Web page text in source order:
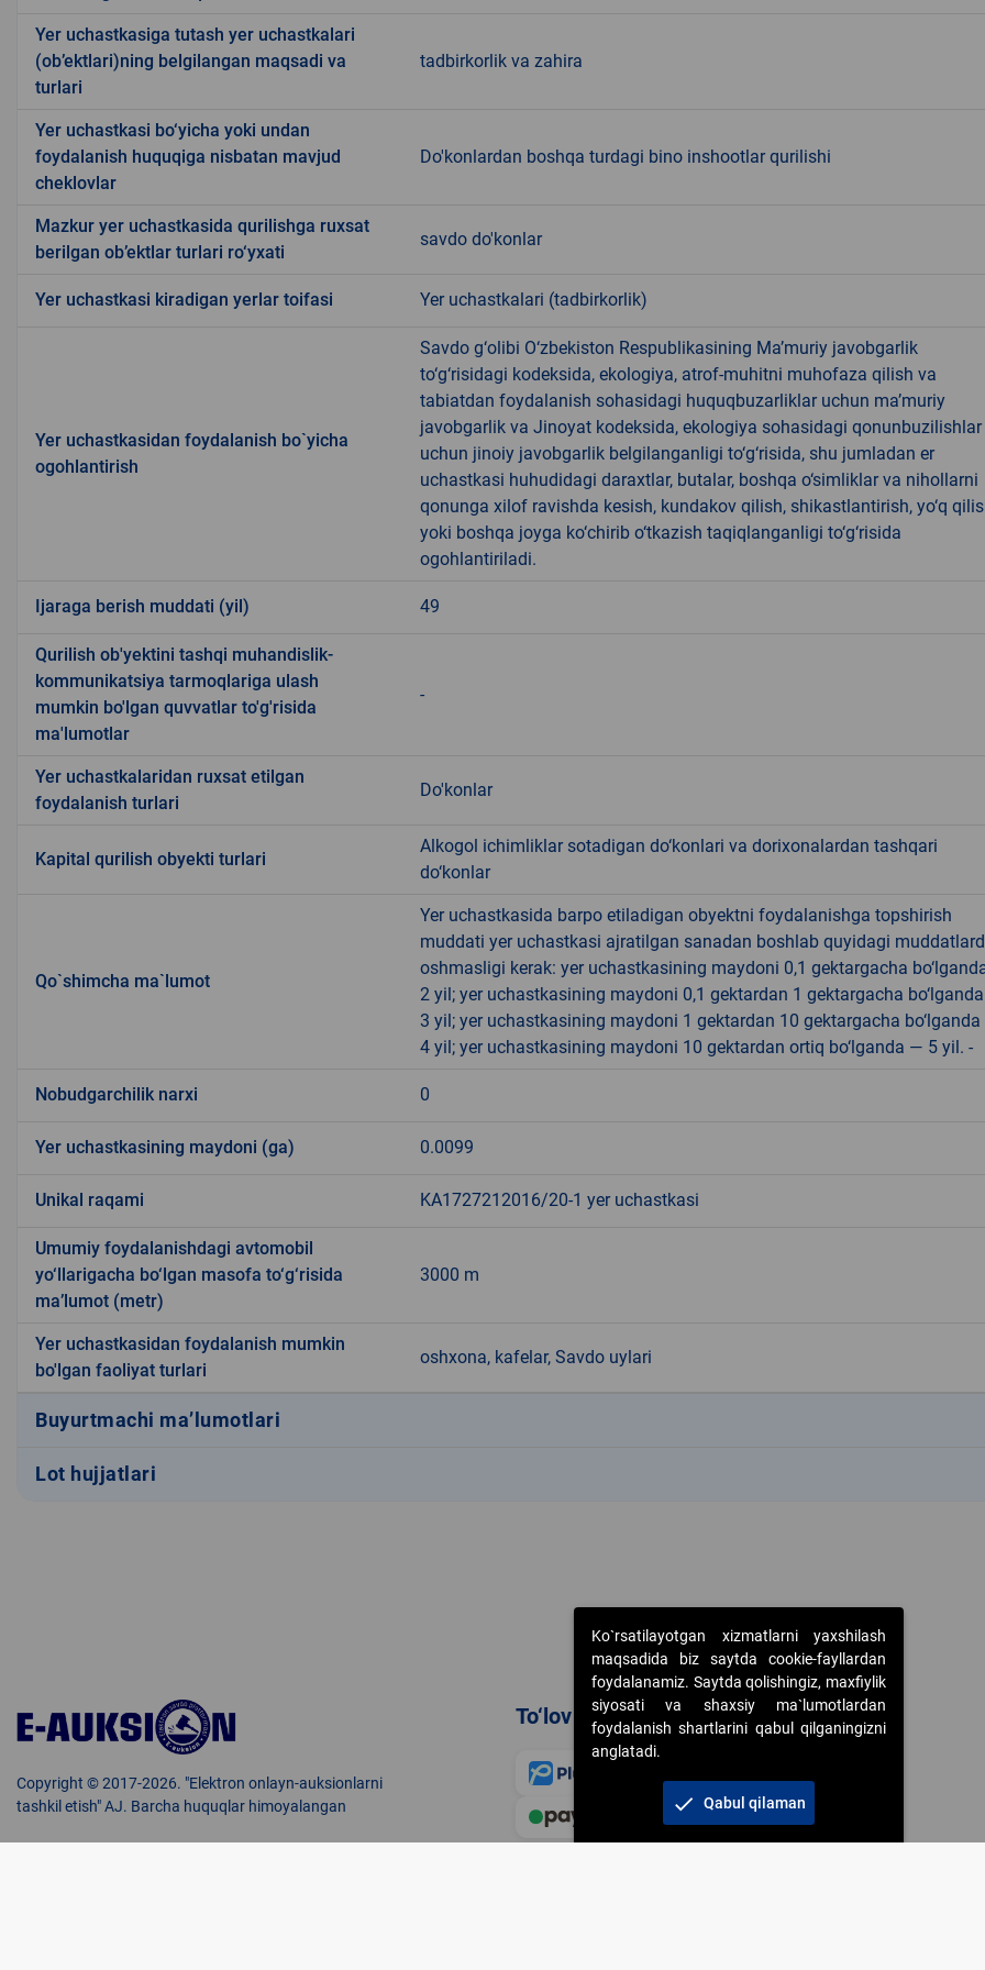
Yer uchastkasiga tutash yer uchastkalari
(ob’ektlari)ning belgilangan maqsadi va
turlari
tadbirkorlik va zahira
Yer uchastkasi bo‘yicha yoki undan
foydalanish huquqiga nisbatan mavjud
cheklovlar
Do'konlardan boshqa turdagi bino inshootlar qurilishi
Mazkur yer uchastkasida qurilishga ruxsat
berilgan ob’ektlar turlari ro‘yxati
savdo do'konlar
Yer uchastkasi kiradigan yerlar toifasi Yer uchastkalari (tadbirkorlik)
Yer uchastkasidan foydalanish bo`yicha
ogohlantirish
Savdo g‘olibi O‘zbekiston Respublikasining Ma’muriy javobgarlik
to‘g‘risidagi kodeksida, ekologiya, atrof-muhitni muhofaza qilish va
tabiatdan foydalanish sohasidagi huquqbuzarliklar uchun ma’muriy
javobgarlik va Jinoyat kodeksida, ekologiya sohasidagi qonunbuzilishlar
uchun jinoiy javobgarlik belgilanganligi to‘g‘risida, shu jumladan er
uchastkasi huhudidagi daraxtlar, butalar, boshqa o‘simliklar va nihollarni
qonunga xilof ravishda kesish, kundakov qilish, shikastlantirish, yo‘q
yoki boshqa joyga ko‘chirib o‘tkazish taqiqlanganligi to‘g‘risida
ogohlantiriladi.
Ijaraga berish muddati (yil) 49
Qurilish ob'yektini tashqi muhandislik-
kommunikatsiya tarmoqlariga ulash
mumkin bo'lgan quvvatlar to'g'risida
ma'lumotlar
-
Yer uchastkalaridan ruxsat etilgan
foydalanish turlari
Do'konlar
Kapital qurilish obyekti turlari
Alkogol ichimliklar sotadigan do‘konlari va dorixonalardan tashqari
do‘konlar
Qo`shimcha ma`lumot
Yer uchastkasida barpo etiladigan obyektni foydalanishga topshirish
muddati yer uchastkasi ajratilgan sanadan boshlab quyidagi
oshmasligi kerak: yer uchastkasining maydoni 0,1 gektargacha
2 yil; yer uchastkasining maydoni 0,1 gektardan 1 gektargacha
3 yil; yer uchastkasining maydoni 1 gektardan 10 gektargacha
4 yil; yer uchastkasining maydoni 10 gektardan ortiq bo‘lganda — 5 yil. -
Nobudgarchilik narxi 0
Yer uchastkasining maydoni (ga) 0.0099
Unikal raqami KA1727212016/20-1 yer uchastkasi
Umumiy foydalanishdagi avtomobil
yo‘llarigacha bo‘lgan masofa to‘g‘risida
ma’lumot (metr)
3000 m
Yer uchastkasidan foydalanish mumkin
bo'lgan faoliyat turlari
oshxona, kafelar, Savdo uylari
Buyurtmachi ma’lumotlari
Lot hujjatlari
Copyright © 2017-2026. "Elektron onlayn-auksionlarni
tashkil etish" AJ. Barcha huquqlar himoyalangan
To‘lov usullari
Ko`rsatilayotgan xizmatlarni yaxshilash
maqsadida biz saytda cookie-fayllardan
foydalanamiz. Saytda qolishingiz, maxfiylik
siyosati va shaxsiy ma`lumotlardan
foydalanish shartlarini qabul qilganingizni
anglatadi.
check Qabul qilaman